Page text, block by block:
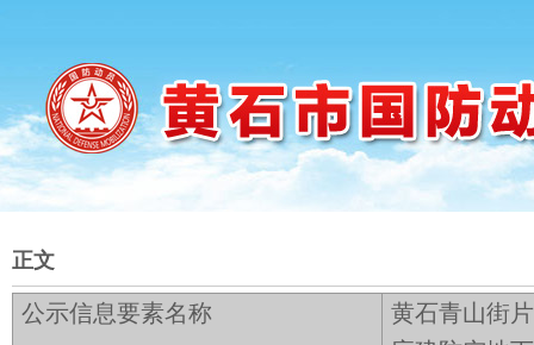
正文
公示信息要素名称
黄石青山街